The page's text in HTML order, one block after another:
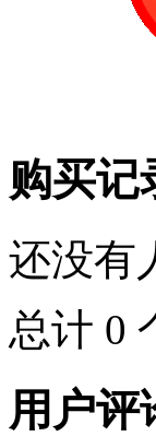
购买记
还没有
总计 0
用户评